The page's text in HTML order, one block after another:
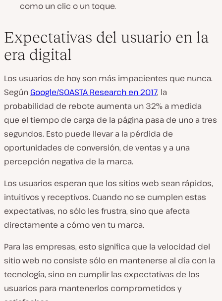
como un clic o un toque.
Expectativas del usuario en la
era digital
Los usuarios de hoy son más impacientes que nunca.
Según Google/SOASTA Research en 2017, la
probabilidad de rebote aumenta un 32% a medida
que el tiempo de carga de la página pasa de uno a tres
segundos. Esto puede llevar a la pérdida de
oportunidades de conversión, de ventas y a una
percepción negativa de la marca.
Los usuarios esperan que los sitios web sean rápidos,
intuitivos y receptivos. Cuando no se cumplen estas
expectativas, no sólo les frustra, sino que afecta
directamente a cómo ven tu marca.
Para las empresas, esto significa que la velocidad del
sitio web no consiste sólo en mantenerse al día con la
tecnología, sino en cumplir las expectativas de los
usuarios para mantenerlos comprometidos y